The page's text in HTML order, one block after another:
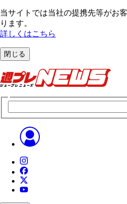
当サイトでは当社の提携先等がお
ります。
詳しくはこちら
閉じる